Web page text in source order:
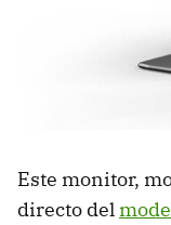
Este monitor,
directo del